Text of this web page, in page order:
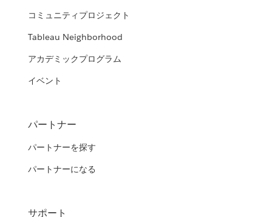
コミュニティプロジェクト
Tableau Neighborhood
アカデミックプログラム
イベント
パートナー
パートナーを探す
パートナーになる
サポート